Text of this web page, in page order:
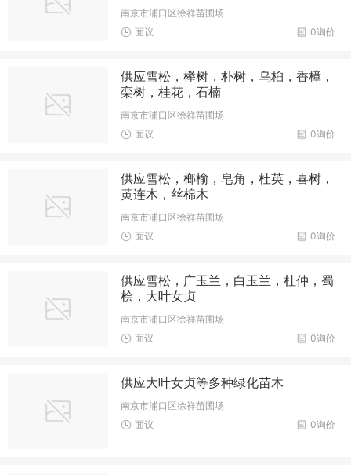
南京市浦口区徐祥苗圃场
0询价
面议
供应雪松，榉树，朴树，乌桕，香樟，
栾树，桂花，石楠
南京市浦口区徐祥苗圃场
0询价
面议
供应雪松，榔榆，皂角，杜英，喜树，
黄连木，丝棉木
南京市浦口区徐祥苗圃场
0询价
面议
供应雪松，广玉兰，白玉兰，杜仲，蜀
桧，大叶女贞
南京市浦口区徐祥苗圃场
0询价
面议
供应大叶女贞等多种绿化苗木
南京市浦口区徐祥苗圃场
0询价
面议